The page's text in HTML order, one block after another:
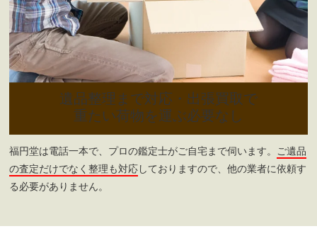
遺品整理まで対応・出張買取で
重たい荷物を運ぶ必要なし
福円堂は電話一本で、プロの鑑定士がご自宅まで伺います。 ご遺品
の査定だけでなく整理も対応しておりますので、他の業者に依頼す
る必要がありません。